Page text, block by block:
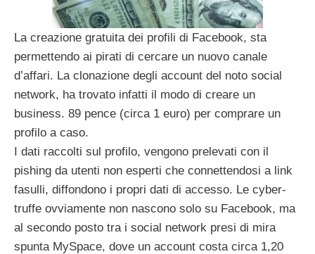
La creazione gratuita dei profili di Facebook, sta
permettendo ai pirati di cercare un nuovo canale
d’affari. La clonazione degli account del noto social
network, ha trovato infatti il modo di creare un
business. 89 pence (circa 1 euro) per comprare un
profilo a caso.
I dati raccolti sul profilo, vengono prelevati con il
pishing da utenti non esperti che connettendosi a link
fasulli, diffondono i propri dati di accesso. Le cyber-
truffe ovviamente non nascono solo su Facebook, ma
al secondo posto tra i social network presi di mira
spunta MySpace, dove un account costa circa 1,20